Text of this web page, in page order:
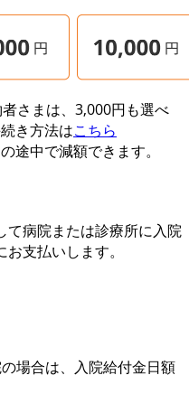
さま は、 3,000円も選べ
き方法はこちら
途中で減額できます。
て病院または診療所に入院
お支払いします。
場合は、 入院給付金日額